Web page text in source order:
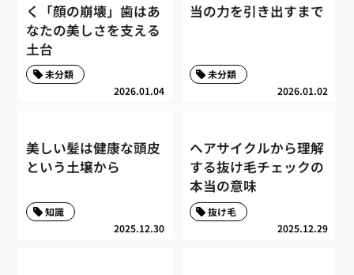
く「顔の崩壊」歯はあ
なたの美しさを支える
土台
2026.01.04
未分類
当の力を引き出すまで
2026.01.02
未分類
美しい髪は健康な頭皮
という土壌から
2025.12.30
知識
ヘアサイクルから理解
する抜け毛チェックの
本当の意味
2025.12.29
抜け毛